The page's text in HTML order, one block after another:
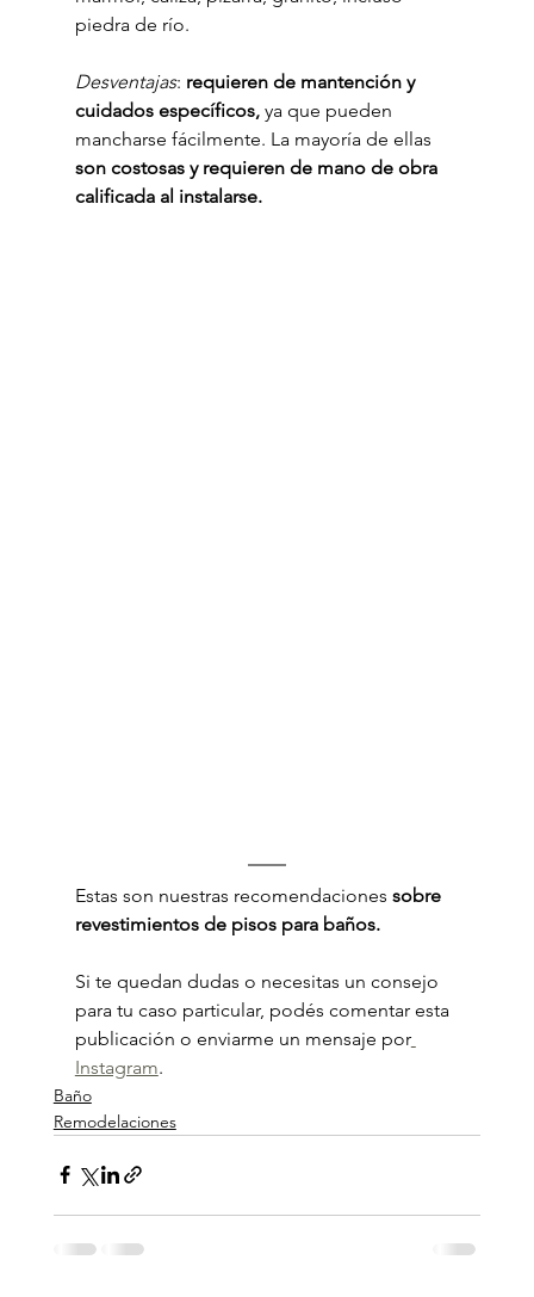
piedra de río.
Desventajas: requieren de mantención y
cuidados específicos, ya que pueden
mancharse fácilmente. La mayoría de ellas
son costosas y requieren de mano de obra
calificada al instalarse.
Estas son nuestras recomendaciones sobre
revestimientos de pisos para baños.
Si te quedan dudas o necesitas un consejo
para tu caso particular, podés comentar esta
publicación o enviarme un mensaje por
Instagram.
Baño
Remodelaciones